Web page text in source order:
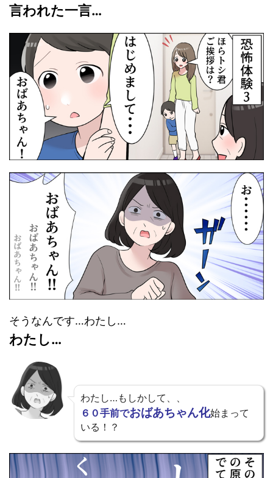
言われた一言…
そうなんです…わたし…
わたし…
わたし…もしかして、、
６０手前でおばあちゃん化始まって
いる！？